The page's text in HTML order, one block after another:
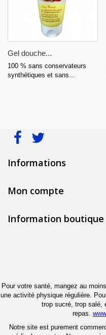
Gel douche...
100 % sans conservateurs
synthétiques et sans...
Informations
Mon compte
Information boutique
Pour votre santé, mangez au
une activité physique régulière.
trop sucré, trop salé,
repas.
Notre site est purement